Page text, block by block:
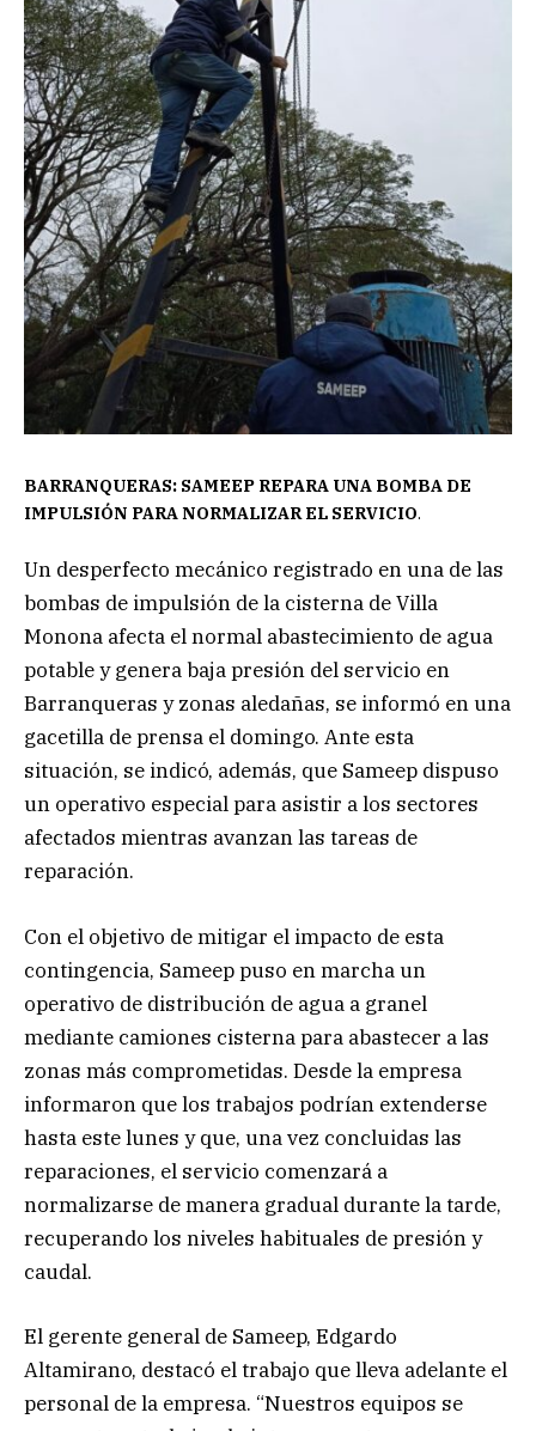
BARRANQUERAS: SAMEEP REPARA UNA BOMBA DE
IMPULSIÓN PARA NORMALIZAR EL SERVICIO.
Un desperfecto mecánico registrado en una de las
bombas de impulsión de la cisterna de Villa
Monona afecta el normal abastecimiento de agua
potable y genera baja presión del servicio en
Barranqueras y zonas aledañas, se informó en una
gacetilla de prensa el domingo. Ante esta
situación, se indicó, además, que Sameep dispuso
un operativo especial para asistir a los sectores
afectados mientras avanzan las tareas de
reparación.
Con el objetivo de mitigar el impacto de esta
contingencia, Sameep puso en marcha un
operativo de distribución de agua a granel
mediante camiones cisterna para abastecer a las
zonas más comprometidas. Desde la empresa
informaron que los trabajos podrían extenderse
hasta este lunes y que, una vez concluidas las
reparaciones, el servicio comenzará a
normalizarse de manera gradual durante la tarde,
recuperando los niveles habituales de presión y
caudal.
El gerente general de Sameep, Edgardo
Altamirano, destacó el trabajo que lleva adelante el
personal de la empresa. “Nuestros equipos se